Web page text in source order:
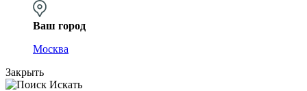
Ваш город
Москва
Закрыть
Искать